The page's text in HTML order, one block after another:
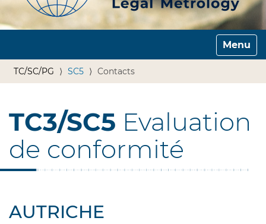
Toggle
TC/SC/PG SC5 Contacts
TC3/SC5 Evaluation
de conformité
AUTRICHE